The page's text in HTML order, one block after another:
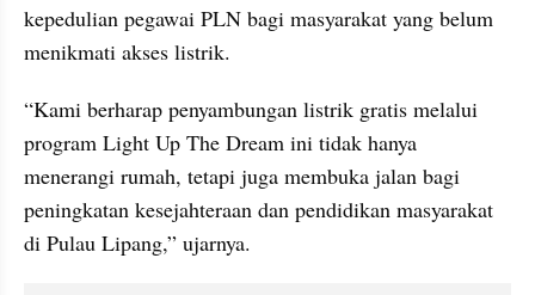
kepedulian pegawai PLN bagi masyarakat yang belum
menikmati akses listrik.
“Kami berharap penyambungan listrik gratis melalui
program Light Up The Dream ini tidak hanya
menerangi rumah, tetapi juga membuka jalan bagi
peningkatan kesejahteraan dan pendidikan masyarakat
di Pulau Lipang,” ujarnya.